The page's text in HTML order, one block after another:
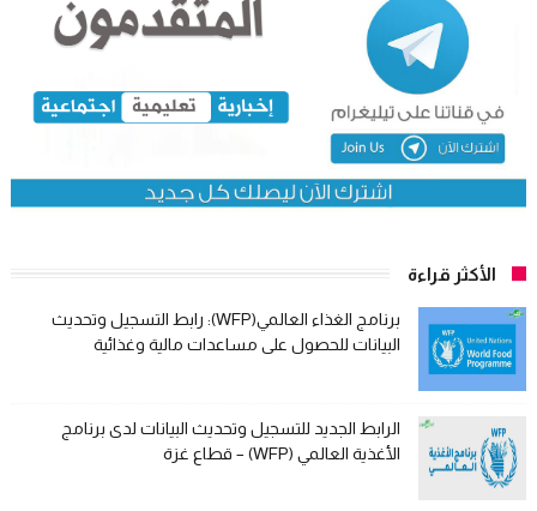
الأكثر قراءة
برنامج الغذاء العالمي(WFP): رابط التسجيل وتحديث
البيانات للحصول على مساعدات مالية وغذائية
الرابط الجديد للتسجيل وتحديث البيانات لدى برنامج
الأغذية العالمي (WFP) – قطاع غزة